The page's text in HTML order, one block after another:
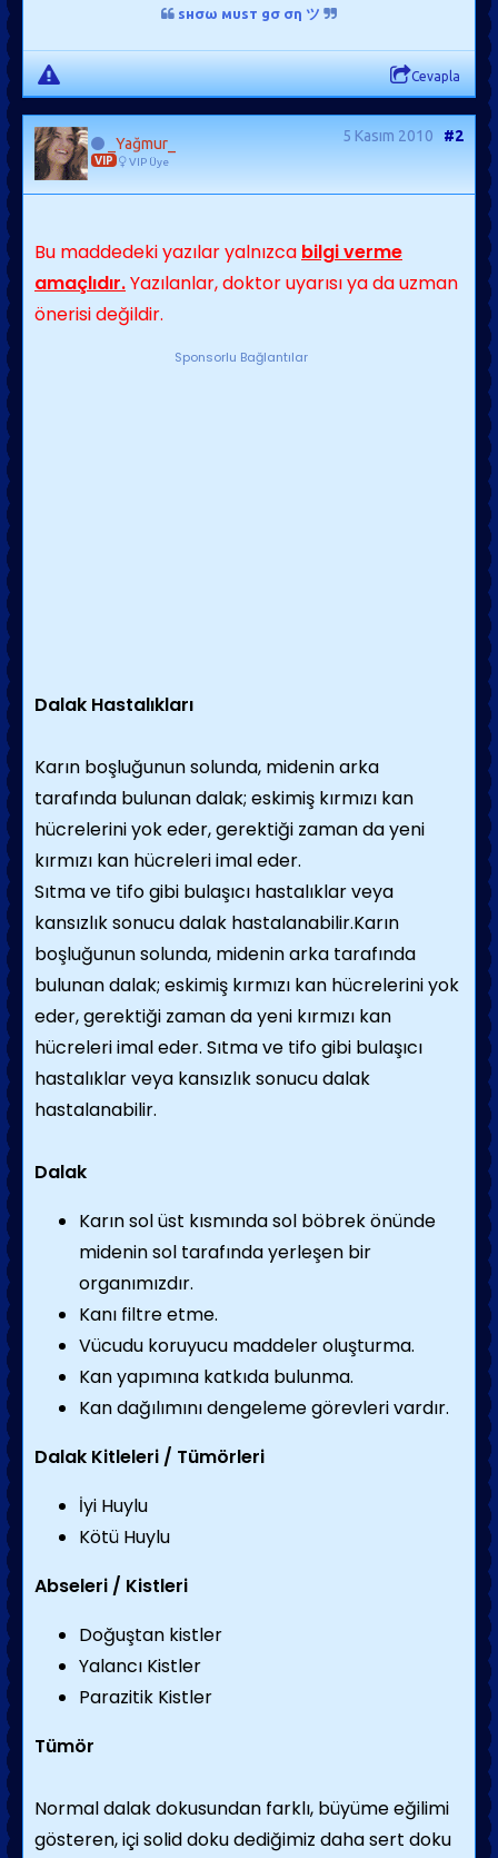
ѕнσω мυѕт gσ ση ツ
Cevapla
_Yağmur_
VIP VIP Üye
5 Kasım 2010 #2
Bu maddedeki yazılar yalnızca bilgi verme
amaçlıdır.Yazılanlar, doktor uyarısı ya da uzman
önerisi değildir.
Sponsorlu Bağlantılar
Dalak Hastalıkları
Karın boşluğunun solunda, midenin arka
tarafında bulunan dalak; eskimiş kırmızı kan
hücrelerini yok eder, gerektiği zaman da yeni
kırmızı kan hücreleri imal eder.
Sıtma ve tifo gibi bulaşıcı hastalıklar veya
kansızlık sonucu dalak hastalanabilir.Karın
boşluğunun solunda, midenin arka tarafında
bulunan dalak; eskimiş kırmızı kan hücrelerini yok
eder, gerektiği zaman da yeni kırmızı kan
hücreleri imal eder. Sıtma ve tifo gibi bulaşıcı
hastalıklar veya kansızlık sonucu dalak
hastalanabilir.
Dalak
Karın sol üst kısmında sol böbrek önünde
midenin sol tarafında yerleşen bir
organımızdır.
Kanı filtre etme.
Vücudu koruyucu maddeler oluşturma.
Kan yapımına katkıda bulunma.
Kan dağılımını dengeleme görevleri vardır.
Dalak Kitleleri / Tümörleri
İyi Huylu
Kötü Huylu
Abseleri / Kistleri
Doğuştan kistler
Yalancı Kistler
Parazitik Kistler
Tümör
Normal dalak dokusundan farklı, büyüme eğilimi
gösteren, içi solid doku dediğimiz daha sert doku